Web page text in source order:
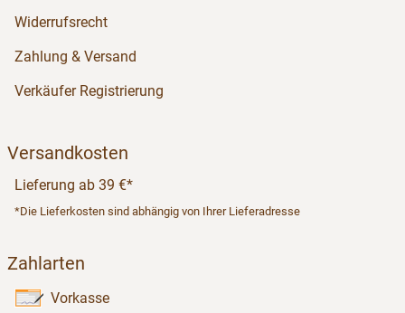
Widerrufsrecht
Zahlung & Versand
Verkäufer Registrierung
Versandkosten
Lieferung ab 39 €*
*Die Lieferkosten sind abhängig von Ihrer Lieferadresse
Zahlarten
Vorkasse